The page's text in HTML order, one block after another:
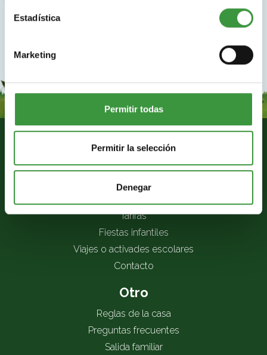
Estadística
Marketing
Permitir todas
Permitir la selección
Denegar
Tarifas
Fiestas infantiles
Viajes o activades escolares
Contacto
Otro
Reglas de la casa
Preguntas frecuentes
Salida familiar